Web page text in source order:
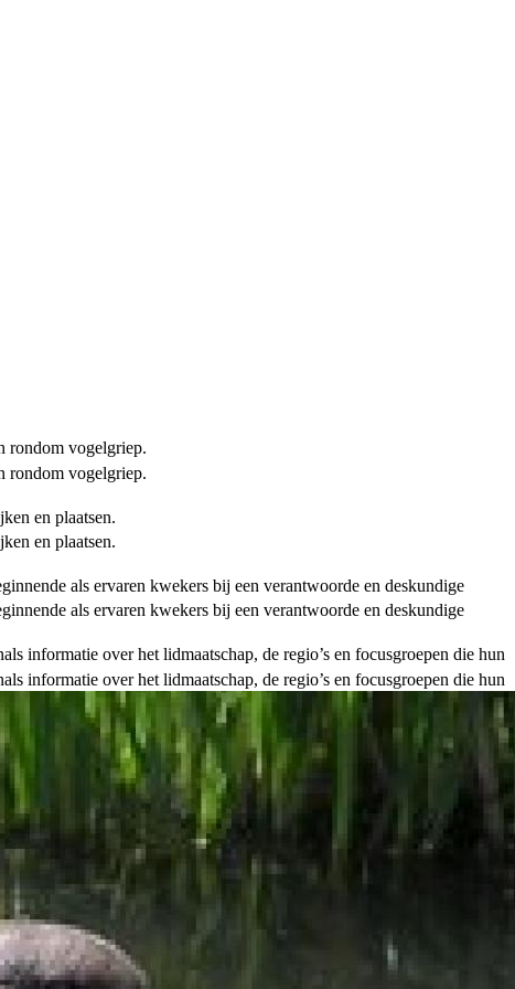
rondom vogelgriep.
rondom vogelgriep.
en plaatsen.
en plaatsen.
als ervaren kwekers bij een verantwoorde en deskundige
als ervaren kwekers bij een verantwoorde en deskundige
informatie over het lidmaatschap, de regio’s en focusgroepen die hun
informatie over het lidmaatschap, de regio’s en focusgroepen die hun